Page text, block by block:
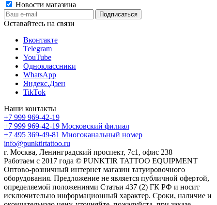
Новости магазина
Оставайтесь на связи
Вконтакте
Telegram
YouTube
Одноклассники
WhatsApp
Яндекс.Дзен
TikTok
Наши контакты
+7 999 969-42-19
+7 999 969-42-19 Московский филиал
+7 495 369-49-81 Многоканальный номер
info@punktirtattoo.ru
г. Москва, Ленинградский проспект, 7с1, офис 238
Работаем с 2017 года © PUNKTIR TATTOO EQUIPMENT
Оптово-розничный интернет магазин татуировочного
оборудования. Предложение не является публичной офертой,
определяемой положениями Статьи 437 (2) ГК РФ и носит
исключительно информационный характер. Сроки, наличие и